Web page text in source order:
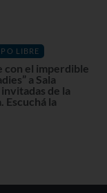
LIBRE
con el imperdible
a Sala
de la
Escuchá la